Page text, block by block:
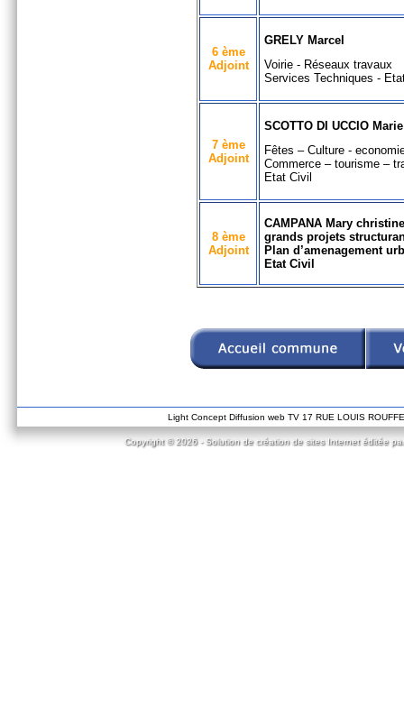
6 ème
Adjoint
GRELY Marcel
Voirie - Réseaux travaux
Services Techniques -
7 ème
Adjoint
SCOTTO DI UCCIO
Fêtes – Culture -
Commerce – tourisme –
Etat Civil
8 ème
Adjoint
CAMPANA Mary
grands projets
Plan d’amenagement
Etat Civil
Light Concept Diffusion web TV 17 RUE LOUIS
Copyright © 2026 - Solution de création de sites Internet éditée